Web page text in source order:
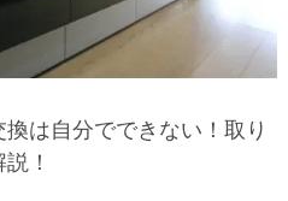
は自分でできない！取り
！